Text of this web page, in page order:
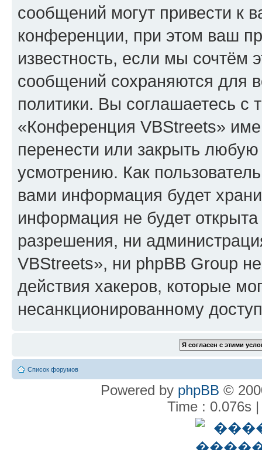
сообщений могут привести к
конференции, при этом ваш
известность, если мы сочтём
сообщений сохраняются для
политики. Вы соглашаетесь
«Конференция VBStreets»
перенести или закрыть
усмотрению. Как
вами информация будет
информация не будет
разрешения, ни
VBStreets», ни phpBB Group
действия хакеров, которые
несанкционированному
Список форумов
Powered by phpBB ©
Time : 0.076s